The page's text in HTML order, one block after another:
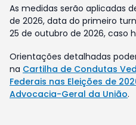
As medidas serão aplicadas
de 2026, data do primeiro
25 de outubro de 2026, caso
Orientações detalhadas
na Cartilha de Condutas
Federais nas Eleições de
Advocacia-Geral da União.